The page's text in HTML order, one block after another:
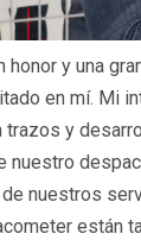
y una
en mí. Mi
y
nuestro
nuestros
están